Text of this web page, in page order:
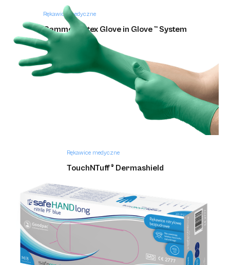
Rękawice medyczne
Gammex Latex Glove in Glove ™ System
Rękawice medyczne
TouchNTuff ® Dermashield